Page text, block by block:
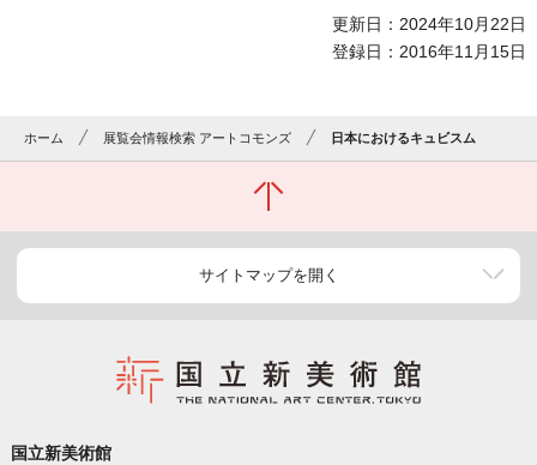
更新日：2024年10月22日
登録日：2016年11月15日
ホーム 展覧会情報検索 アートコモンズ 日本におけるキュビスム
サイトマップを開く
国立新美術館